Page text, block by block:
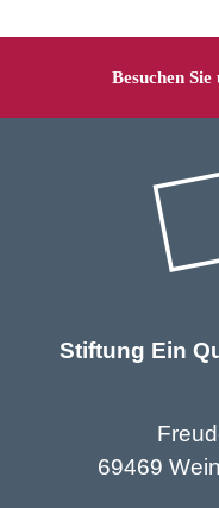
Besuchen
Stiftung Ein
69469